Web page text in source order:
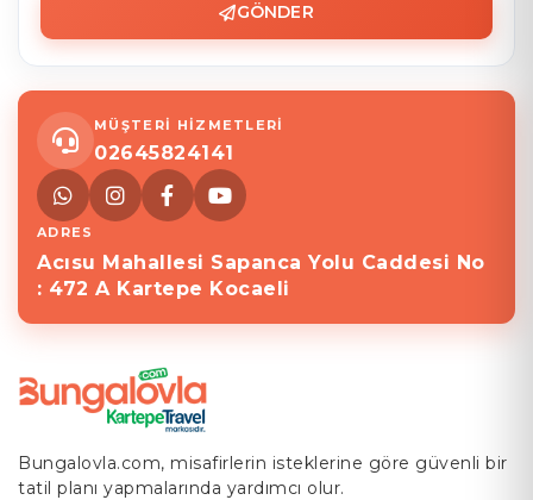
GÖNDER
MÜŞTERİ HİZMETLERİ
02645824141
ADRES
Acısu Mahallesi Sapanca Yolu Caddesi No
: 472 A Kartepe Kocaeli
Bungalovla.com, misafirlerin isteklerine göre güvenli bir
tatil planı yapmalarında yardımcı olur.